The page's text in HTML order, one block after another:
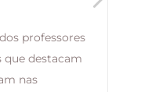
professores
que destacam
nas